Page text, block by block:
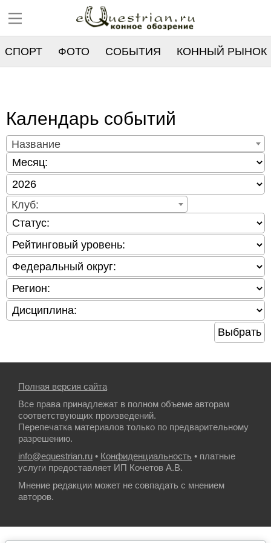
СПОРТ ФОТО СОБЫТИЯ КОННЫЙ РЫНОК
Календарь событий
Название
Клуб:
Выбрать
Полная версия сайта
Все права принадлежат в полном объеме авторам
соответствующих произведений.
Перепечатка материалов только по предварительному
разрешению.
info@equestrian.ru • Конфиденциальность • платные
услуги предоставляет ИП Кочетов А.В.
Мнение редакции может не совпадать с мнением
авторов.